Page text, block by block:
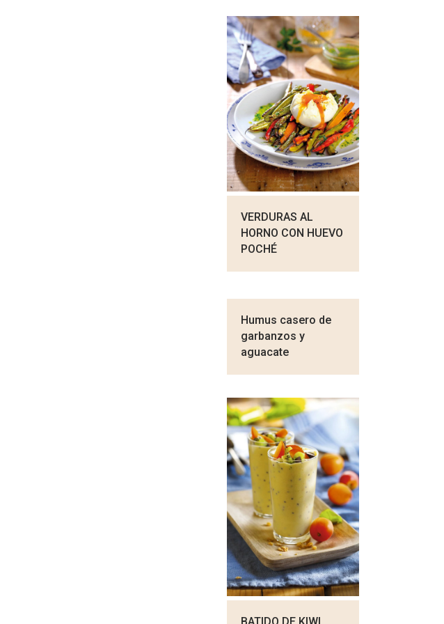
VERDURAS AL
HORNO CON HUEVO
POCHÉ
Humus casero de
garbanzos y
aguacate